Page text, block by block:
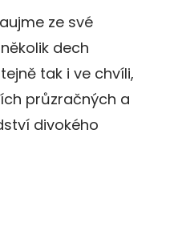
ze své
dech
tak i ve chvíli,
průzračných a
divokého